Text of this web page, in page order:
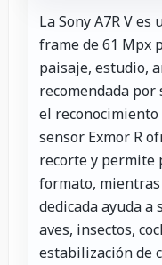
La Sony A7R V
frame de 61 Mpx
paisaje, estudio,
recomendada
el reconocimiento
sensor Exmor R
recorte y permite
formato,
dedicada ayuda a
aves, insectos,
estabilización de